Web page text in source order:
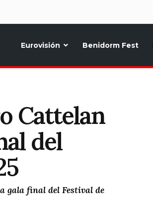
Eurovisión Benidorm Fest
Cattelan
del
gala final del Festival de